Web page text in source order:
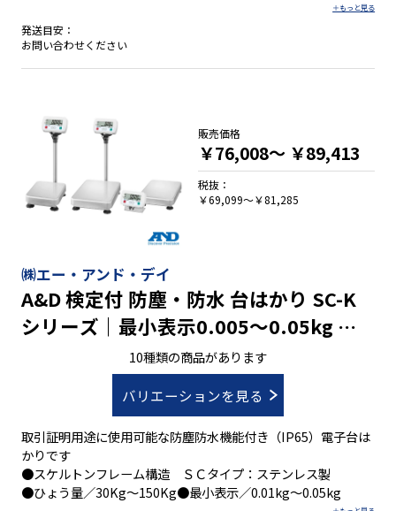
発送目安：
お問い合わせください
㈱エー・アンド・デイ
A&D 検定付 防塵・防水 台はかり SC-K
シリーズ｜最小表示0.005～0.05kg ひ
ょう量30～150kg10種類の商品があります
バリエーションを見る
取引証明用途に使用可能な防塵防水機能付き（IP65）電子台は
かりです
●スケルトンフレーム構造 ＳＣタイプ：ステンレス製
●ひょう量／30Kg～150Kg●最小表示／0.01kg～0.05kg
販売価格
￥76,008～ ￥89,413
税抜：
￥69,099～￥81,285